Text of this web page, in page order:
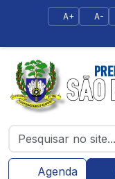
A+ A-
Agenda